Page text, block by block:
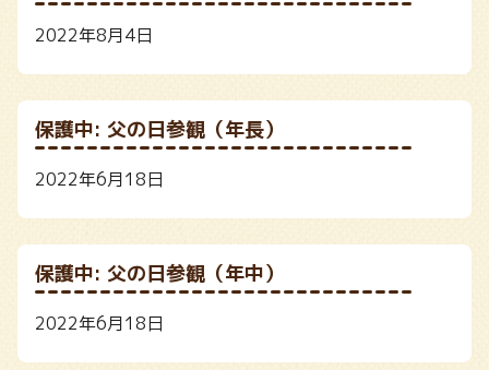
2022年8月4日
保護中: 父の日参観（年長）
2022年6月18日
保護中: 父の日参観（年中）
2022年6月18日